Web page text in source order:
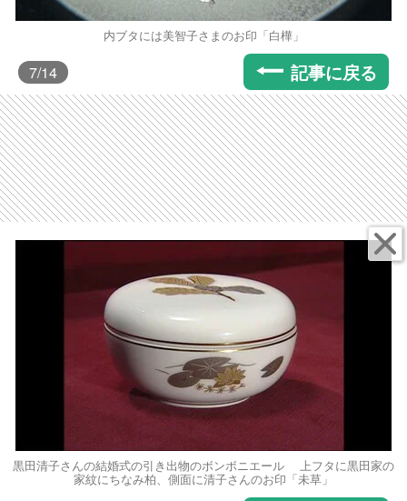
内ブタには美智子さまのお印「白樺」
7/14 記事に戻る
黒田清子さんの結婚式の引き出物のボンボニエール 上フタに黒田家の
家紋にちなみ柏、側面に清子さんのお印「未草」